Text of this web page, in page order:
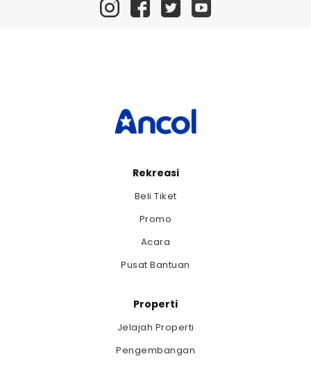
Rekreasi
Beli Tiket
Promo
Acara
Pusat Bantuan
Properti
Jelajah Properti
Pengembangan